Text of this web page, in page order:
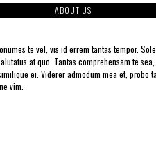
ABOUT US
te vel, vis id errem tantas tempor.
at quo. Tantas comprehensam te sea,
ei. Viderer admodum mea et, probo
vim.